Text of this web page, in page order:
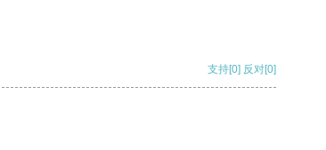
支持[0] 反对[0]